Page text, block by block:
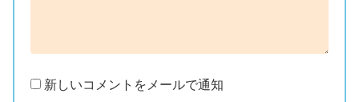
新しいコメントをメールで通知